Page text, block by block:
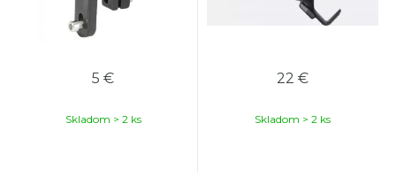
5 €
Skladom > 2 ks
22 €
Skladom > 2 ks